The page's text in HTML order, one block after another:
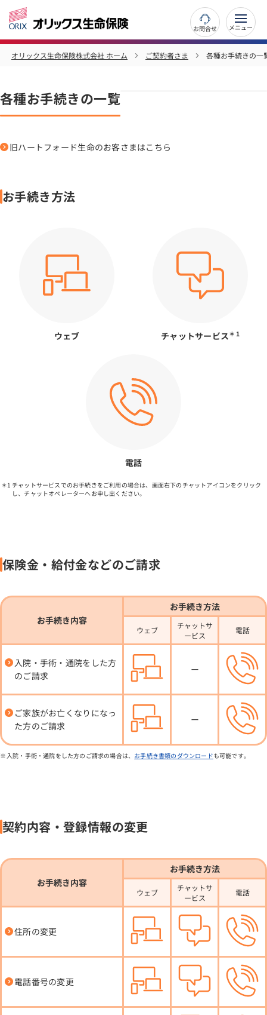
お問合せ
オリックス生命保険株式会社 ホーム ご契約者さま 各種お手続きの一
各種お手続きの一覧
旧ハートフォード生命のお客さまはこちら
お手続き方法
ウェブ チャットサービス＊1
電話
チャットサービスでのお手続きをご利用の場合は、画面右下のチャットアイコンをクリック
し、チャットオペレーターへお申し出ください。
保険金・給付金などのご請求
お手続き内容
お手続き方法
ウェブ
チャットサ
ービス
電話
入院・手術・通院をした方
のご請求
ー
ご家族がお亡くなりになっ
た方のご請求
ー
入院・手術・通院をした方のご請求の場合は、 お手続き書類のダウンロードも可能です。
契約内容・登録情報の変更
お手続き内容
お手続き方法
ウェブ
チャットサ
ービス
電話
住所の変更
電話番号の変更